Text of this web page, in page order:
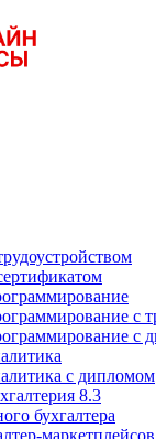
с
с
с дипломом
8.3
бухгалтера
маркетплейсов